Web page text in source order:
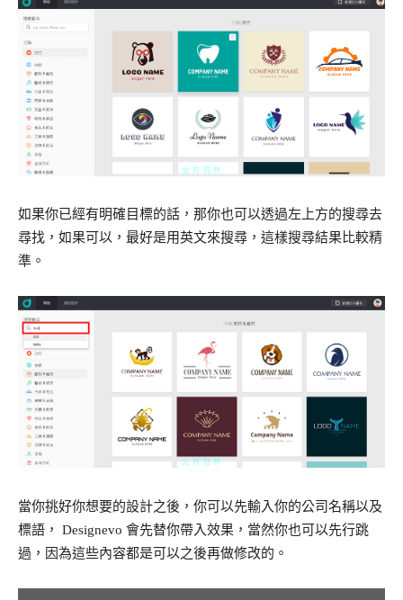
如果你已經有明確目標的話，那你也可以透過左上方的搜尋去
尋找，如果可以，最好是用英文來搜尋，這樣搜尋結果比較精
準。
當你挑好你想要的設計之後，你可以先輸入你的公司名稱以及
標語， Designevo 會先替你帶入效果，當然你也可以先行跳
過，因為這些內容都是可以之後再做修改的。